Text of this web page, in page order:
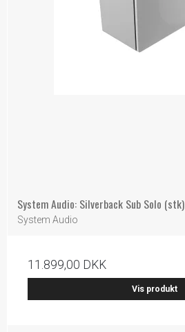
System Audio: Silverback Sub Solo (stk)
System Audio
11.899,00 DKK
Vis produkt